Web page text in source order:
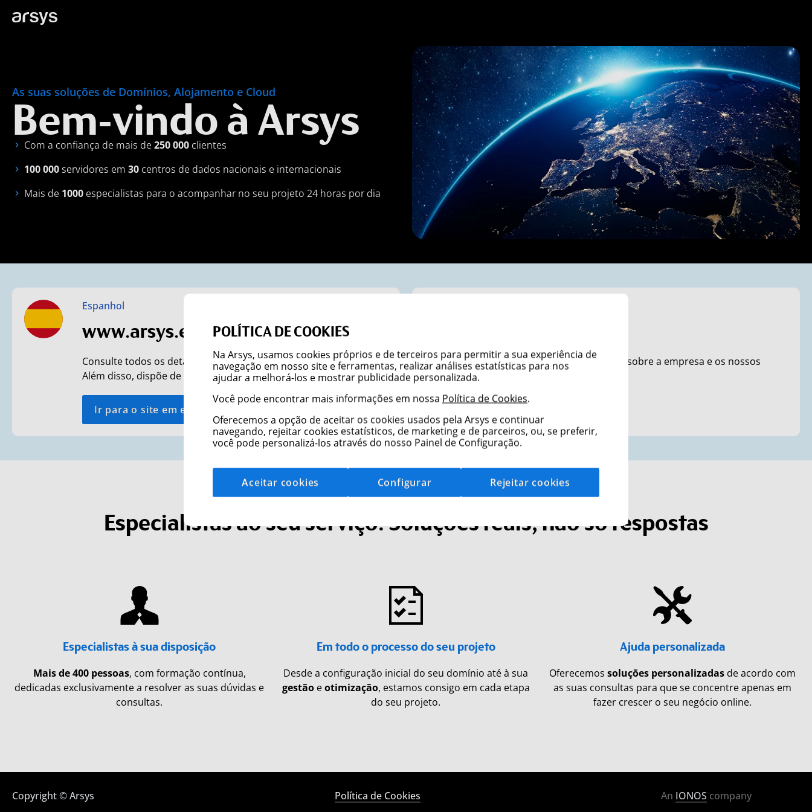
As suas soluções de Domínios, Alojamento e Cloud
Bem-vindo à Arsys
Com a confiança de mais de 250 000 clientes
100 000servidores em 30 centros de dados nacionais e internacionais
Mais de 1000 especialistas para o acompanhar no seu projeto 24 horas por dia
Espanhol
www.arsys.es
Consulte todos os detalhes das nossas soluções em espanhol.
Além disso, dispõe de suporte 24 horas por dia em espanhol.
Ir para o site em espanhol
Encontre todas as informações sobre a empresa e os nossos
serviços em inglês.
Especialistas ao seu serviço. Soluções reais, não só respostas
Especialistas à sua disposição
Mais de 400 pessoas, com formação contínua,
dedicadas exclusivamente a resolver as suas dúvidas e
consultas.
Em todo o processo do seu projeto
Desde a configuração inicial do seu domínio até à sua
gestãoeotimização, estamos consigo em cada etapa
do seu projeto.
Ajuda personalizada
Oferecemossoluções personalizadas de acordo com
as suas consultas para que se concentre apenas em
fazer crescer o seu negócio online.
Copyright © Arsys Política de Cookies An IONOS company
POLÍTICA DE COOKIES
Na Arsys, usamos cookies próprios e de terceiros para permitir a sua experiência de
navegação em nosso site e ferramentas, realizar análises estatísticas para nos
ajudar a melhorá-los e mostrar publicidade personalizada.
Você pode encontrar mais informações em nossa Política de Cookies.
Oferecemos a opção de aceitar os cookies usados pela Arsys e continuar
navegando, rejeitar cookies estatísticos, de marketing e de parceiros, ou, se preferir,
você pode personalizá-los através do nosso Painel de Configuração.
Aceitar cookies Configurar Rejeitarcookies